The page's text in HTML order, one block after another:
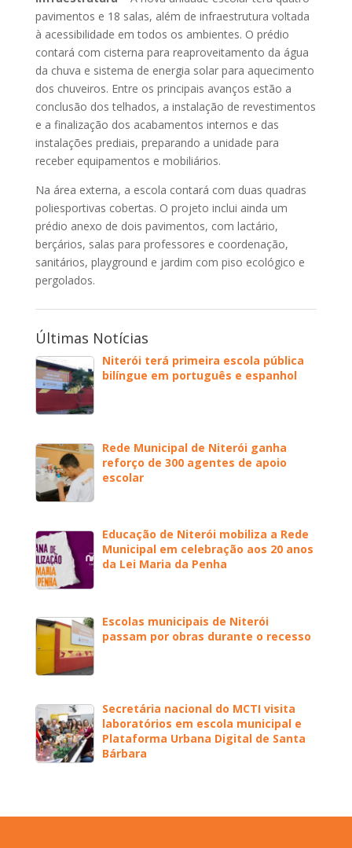
pavimentos e 18 salas, além de infraestrutura voltada
à acessibilidade em todos os ambientes. O prédio
contará com cisterna para reaproveitamento da água
da chuva e sistema de energia solar para aquecimento
dos chuveiros. Entre os principais avanços estão a
conclusão dos telhados, a instalação de revestimentos
e a finalização dos acabamentos internos e das
instalações prediais, preparando a unidade para
receber equipamentos e mobiliários.
Na área externa, a escola contará com duas quadras
poliesportivas cobertas. O projeto inclui ainda um
prédio anexo de dois pavimentos, com lactário,
berçários, salas para professores e coordenação,
sanitários, playground e jardim com piso ecológico e
pergolados.
Últimas Notícias
Niterói terá primeira escola pública
bilíngue em português e espanhol
Rede Municipal de Niterói ganha
reforço de 300 agentes de apoio
escolar
Educação de Niterói mobiliza a Rede
Municipal em celebração aos 20 anos
da Lei Maria da Penha
Escolas municipais de Niterói
passam por obras durante o recesso
Secretária nacional do MCTI visita
laboratórios em escola municipal e
Plataforma Urbana Digital de Santa
Bárbara